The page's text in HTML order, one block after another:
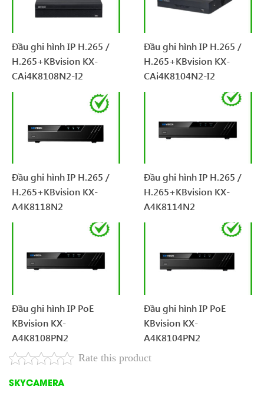
Đầu ghi hình IP H.265 /
H.265+KBvision KX-
CAi4K8108N2-I2
Đầu ghi hình IP H.265 /
H.265+KBvision KX-
CAi4K8104N2-I2
Đầu ghi hình IP H.265 /
H.265+KBvision KX-
A4K8118N2
Đầu ghi hình IP H.265 /
H.265+KBvision KX-
A4K8114N2
Đầu ghi hình IP PoE
KBvision KX-
A4K8108PN2
Đầu ghi hình IP PoE
KBvision KX-
A4K8104PN2
Rate this product
SKYCAMERA